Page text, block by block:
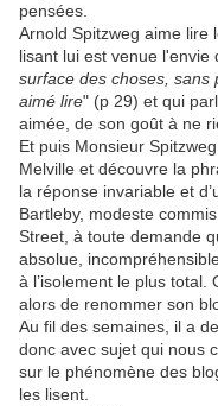
pensées.
Arnold Spitzweg aime lire
lisant lui est venue
surface des choses, sans
aimé lire" (p 29) et qui
aimée, de son goût à ne
Et puis Monsieur
Melville et découvre la
la réponse invariable et
Bartleby, modeste
Street, à toute demande
absolue,
à l’isolement le plus total.
alors de renommer son
Au fil des semaines, il a
donc avec sujet qui nous
sur le phénomène des
les lisent.